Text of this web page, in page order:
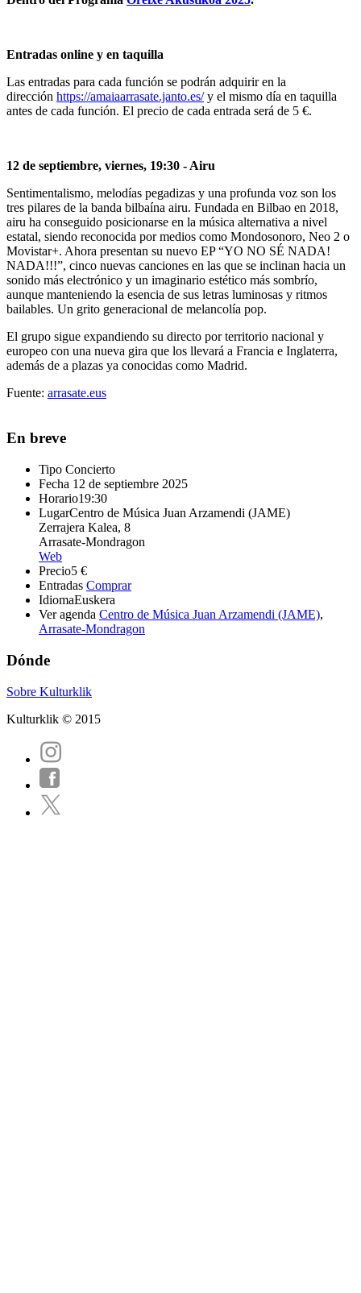
Entradas online y en taquilla
Las entradas para cada función se podrán adquirir en la
dirección https://amaiaarrasate.janto.es/y el mismo día en taquilla
antes de cada función. El precio de cada entrada será de 5 €.
12 de septiembre, viernes, 19:30 - Airu
Sentimentalismo, melodías pegadizas y una profunda voz son los
tres pilares de la banda bilbaína airu. Fundada en Bilbao en 2018,
airu ha conseguido posicionarse en la música alternativa a nivel
estatal, siendo reconocida por medios como Mondosonoro, Neo 2 o
Movistar+. Ahora presentan su nuevo EP “YO NO SÉ NADA!
NADA!!!”, cinco nuevas canciones en las que se inclinan hacia un
sonido más electrónico y un imaginario estético más sombrío,
aunque manteniendo la esencia de sus letras luminosas y ritmos
bailables. Un grito generacional de melancolía pop.
El grupo sigue expandiendo su directo por territorio nacional y
europeo con una nueva gira que los llevará a Francia e Inglaterra,
además de a plazas ya conocidas como Madrid.
Fuente: arrasate.eus
En breve
Tipo Concierto
Fecha 12 de septiembre 2025
Horario19:30
LugarCentro de Música Juan Arzamendi (JAME)
Zerrajera Kalea, 8
Arrasate-Mondragon
Web
Precio5 €
Entradas Comprar
IdiomaEuskera
Ver agenda Centro de Música Juan Arzamendi (JAME),
Arrasate-Mondragon
Dónde
Sobre Kulturklik
Kulturklik © 2015